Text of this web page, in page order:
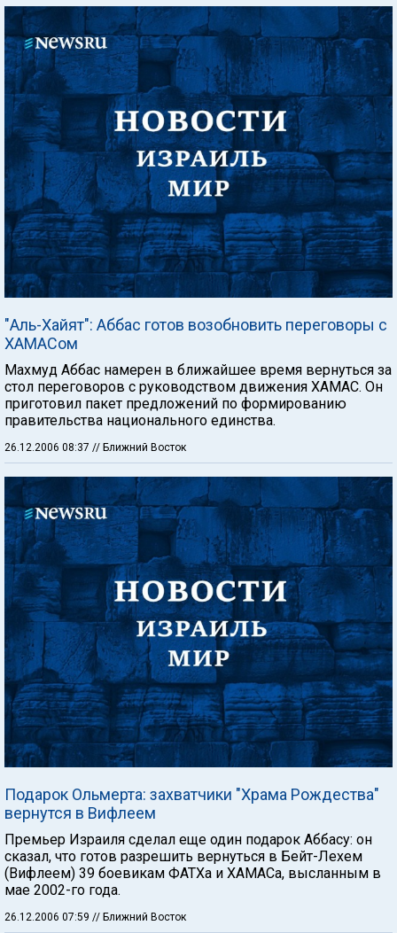
"Аль-Хайят": Аббас готов возобновить переговоры с
ХАМАСом
Махмуд Аббас намерен в ближайшее время вернуться за
стол переговоров с руководством движения ХАМАС. Он
приготовил пакет предложений по формированию
правительства национального единства.
26.12.2006 08:37 // Ближний Восток
Подарок Ольмерта: захватчики "Храма Рождества"
вернутся в Вифлеем
Премьер Израиля сделал еще один подарок Аббасу: он
сказал, что готов разрешить вернуться в Бейт-Лехем
(Вифлеем) 39 боевикам ФАТХа и ХАМАСа, высланным в
мае 2002-го года.
26.12.2006 07:59 // Ближний Восток